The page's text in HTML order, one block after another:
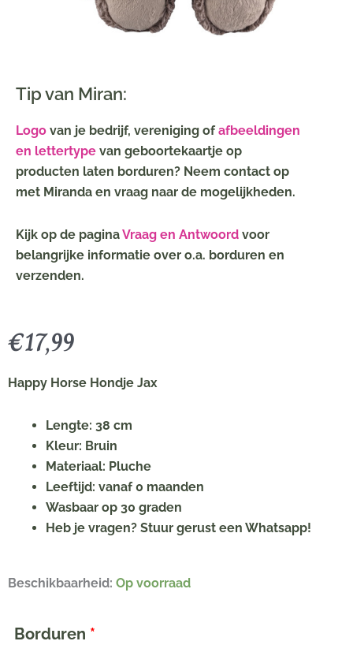
Tip van Miran:
Logo van je bedrijf, vereniging ofafbeeldingen
en lettertype van geboortekaartje op
producten laten borduren? Neem contact op
met Miranda en vraag naar de mogelijkheden.
Kijk op de paginaVraag en Antwoord voor
belangrijke informatie over o.a. borduren en
verzenden.
€17,99
Happy Horse Hondje Jax
Lengte: 38 cm
Kleur: Bruin
Materiaal: Pluche
Leeftijd: vanaf 0 maanden
Wasbaar op 30 graden
Heb je vragen? Stuur gerust een Whatsapp!
Beschikbaarheid: Op voorraad
Borduren *
Happy
Jax